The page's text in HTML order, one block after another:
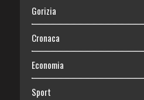
Gorizia
Cronaca
Economia
Sport